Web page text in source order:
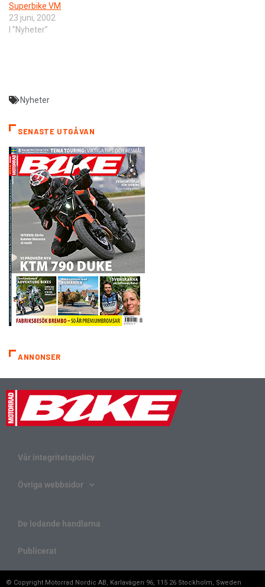
Superbike VM
23 juni, 2002
I ”Nyheter”
Nyheter
SENASTE UTGÅVAN
ANNONSER
Vår integritetspolicy
Övriga webbsidor
De ledande handlarna
Publicerat
© Copyright Motorrad Nordic AB, Karlavägen 96, 115 26 Stockholm, Sweden